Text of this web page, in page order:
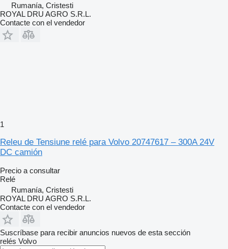
Rumanía, Cristesti
ROYAL DRU AGRO S.R.L.
Contacte con el vendedor
1
Releu de Tensiune relé para Volvo 20747617 – 300A 24V
DC camión
Precio a consultar
Relé
Rumanía, Cristesti
ROYAL DRU AGRO S.R.L.
Contacte con el vendedor
Suscríbase para recibir anuncios nuevos de esta sección
relés Volvo